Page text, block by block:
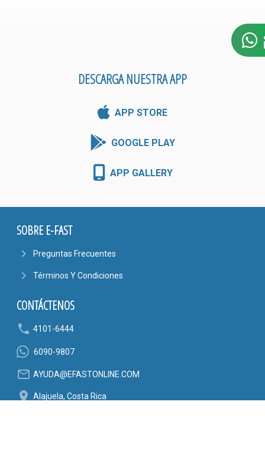
DESCARGA NUESTRA APP
APP STORE
GOOGLE PLAY
APP GALLERY
SOBRE E-FAST
navigate_next Preguntas Frecuentes
navigate_next Términos Y Condiciones
CONTÁCTENOS
phone 4101-6444
6090-9807
mail_outline AYUDA@EFASTONLINE.COM
location_on Alajuela, Costa Rica